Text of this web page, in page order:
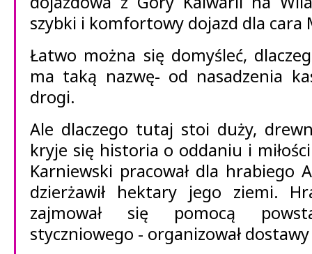
szybki i komfortowy dojazd dla cara
Łatwo można się domyśleć,
ma taką nazwę- od nasadzenia
drogi.
Ale dlaczego tutaj stoi duży,
kryje się historia o oddaniu i
Karniewski pracował dla hrabiego
dzierżawił hektary jego ziemi.
zajmował się pomocą
styczniowego - organizował